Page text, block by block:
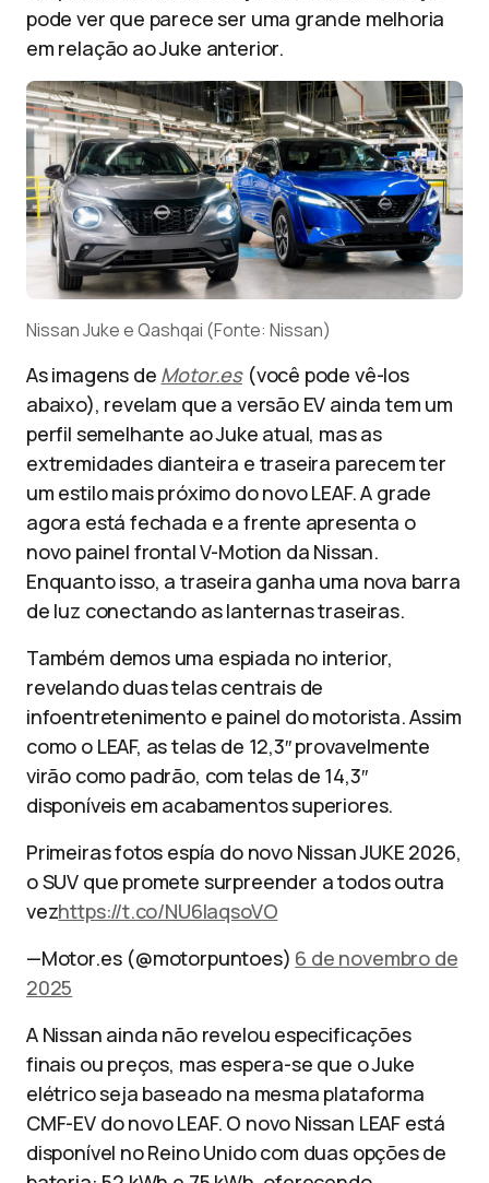
pode ver que parece ser uma grande melhoria
em relação ao Juke anterior.
Nissan Juke e Qashqai (Fonte: Nissan)
As imagens de Motor.es(você pode vê-los
abaixo), revelam que a versão EV ainda tem um
perfil semelhante ao Juke atual, mas as
extremidades dianteira e traseira parecem ter
um estilo mais próximo do novo LEAF. A grade
agora está fechada e a frente apresenta o
novo painel frontal V-Motion da Nissan.
Enquanto isso, a traseira ganha uma nova barra
de luz conectando as lanternas traseiras.
Também demos uma espiada no interior,
revelando duas telas centrais de
infoentretenimento e painel do motorista. Assim
como o LEAF, as telas de 12,3″ provavelmente
virão como padrão, com telas de 14,3″
disponíveis em acabamentos superiores.
Primeiras fotos espía do novo Nissan JUKE 2026,
o SUV que promete surpreender a todos outra
vezhttps://t.co/NU6IaqsoVO
—Motor.es (@motorpuntoes) 6 de novembro de
2025
A Nissan ainda não revelou especificações
finais ou preços, mas espera-se que o Juke
elétrico seja baseado na mesma plataforma
CMF-EV do novo LEAF. O novo Nissan LEAF está
disponível no Reino Unido com duas opções de